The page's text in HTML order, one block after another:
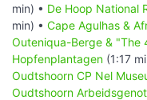
min) • De Hoop National
min) • Cape Agulhas &
Outeniqua-Berge & "The
Hopfenplantagen (1:17
Oudtshoorn CP Nel
Oudtshoorn Arbeidsgenot